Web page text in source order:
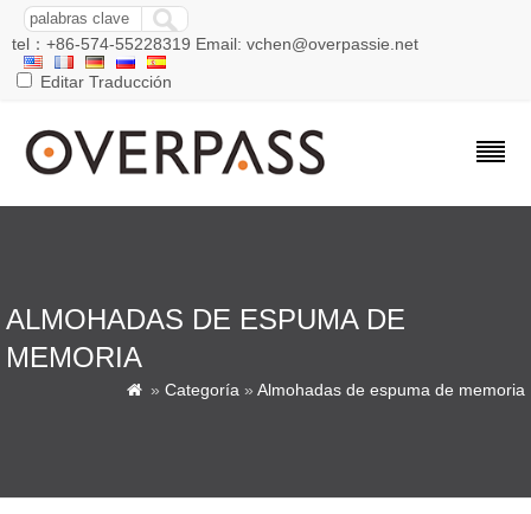
tel：+86-574-55228319 Email: vchen@overpassie.net
Editar Traducción
ALMOHADAS DE ESPUMA DE
MEMORIA
 » Categoría » Almohadas de espuma de memoria